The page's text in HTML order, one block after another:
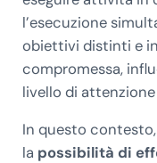
l’esecuzione
obiettivi distinti e
compromessa,
livello di
In questo
la possibilità di